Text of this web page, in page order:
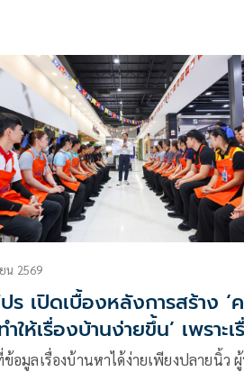
มู่บ้านทั่วประเทศ
น 2569
ร เปิดเบื้องหลังการสร้าง ‘
ให้เรื่องบ้านง่ายขึ้น’ เพราะเ
ใช่เรื่องยาก...แต่ไม่มีใครอย
อมูลเรื่องบ้านหาได้ง่ายเพียงปลายนิ้ว